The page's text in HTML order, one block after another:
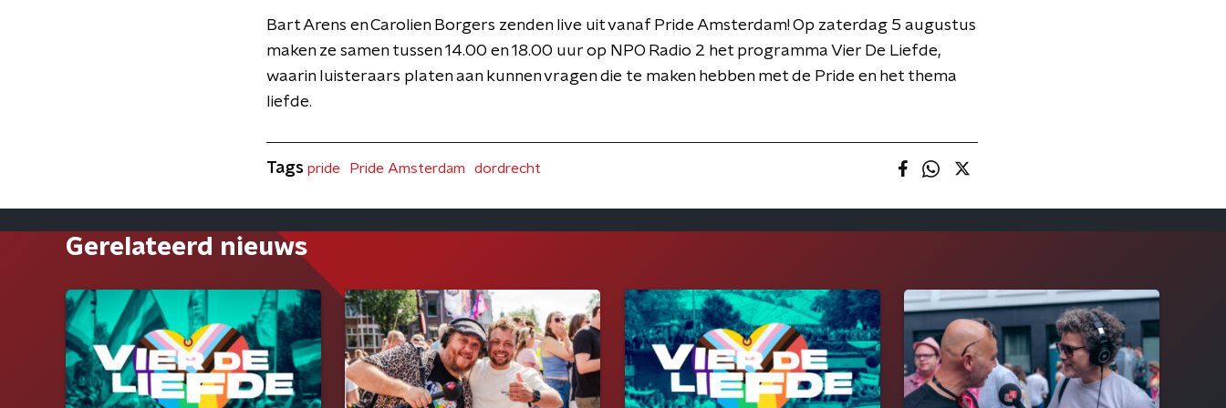
Bart Arens en Carolien Borgers zenden live uit vanaf Pride Amsterdam! Op zaterdag 5 augustus
maken ze samen tussen 14.00 en 18.00 uur op NPO Radio 2 het programma Vier De Liefde,
waarin luisteraars platen aan kunnen vragen die te maken hebben met de Pride en het thema
liefde.
Tags pride Pride Amsterdam dordrecht
Gerelateerd nieuws